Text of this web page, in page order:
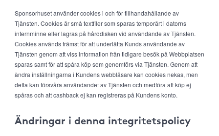
Sponsorhuset använder cookies i och för tillhandahållande av
Tjänsten. Cookies är små textfiler som sparas temporärt i datorns
internminne eller lagras på hårddisken vid användande av Tjänsten.
Cookies används främst för att underlätta Kunds användande av
Tjänsten genom att viss information från tidigare besök på Webbplatsen
sparas samt för att spåra köp som genomförs via Tjänsten. Genom att
ändra inställningarna i Kundens webbläsare kan cookies nekas, men
detta kan försvåra användandet av Tjänsten och medföra att köp ej
spåras och att cashback ej kan registreras på Kundens konto.
Ändringar i denna integritetspolicy